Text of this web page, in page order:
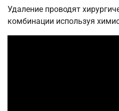
Удаление проводят
комбинации используя